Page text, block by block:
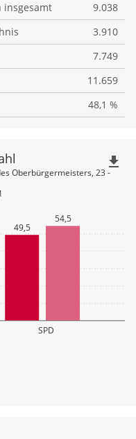
insgesamt
9.038
3.910
7.749
11.659
48,1 %
SPD
54,5
49,5
Oberbürgermeisters, 23 -
file_download